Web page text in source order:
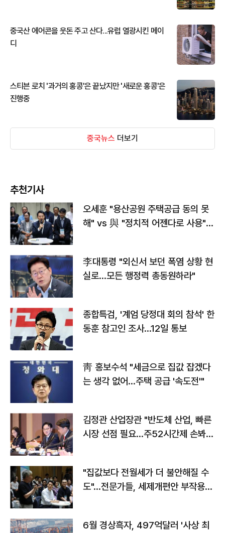
중국산 에어콘을 웃돈 주고 산다...유럽 열광시킨 메이
디
스티븐 로치 '과거의 홍콩'은 끝났지만 '새로운 홍콩'은
진행중
중국뉴스 더보기
추천기사
오세훈 "용산공원 주택공급 동의 못
해" vs 與 "정치적 어젠다로 사용"
李대통령 "외신서 보던 폭염 상황 현
실로…모든 행정력 총동원하라"
종합특검, '계엄 당정대 회의 참석' 한
동훈 참고인 조사...12일 통보
靑 홍보수석 "세금으로 집값 잡겠다
는 생각 없어…주택 공급 '속도전'"
김정관 산업장관 "반도체 산업, 빠른
시장 선점 필요…주52시간제 손봐
"집값보다 전월세가 더 불안해질 수
도"…전문가들, 세제개편안 부작용
6월 경상흑자, 497억달러 '사상 최